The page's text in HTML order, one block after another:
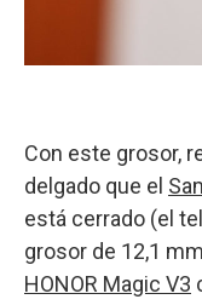
Con este grosor,
delgado que el
está cerrado (el
grosor de 12,1
HONOR Magic V3